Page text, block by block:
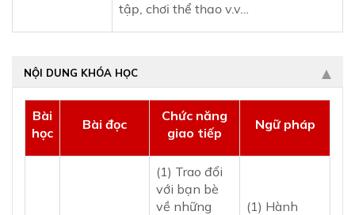
tập, chơi thể thao v.v…
NỘI DUNG KHÓA HỌC
Bài
học
Bài đọc
Chức năng
giao tiếp
Ngữ pháp
(1) Trao đổi
với bạn bè
về những
(1) Hành